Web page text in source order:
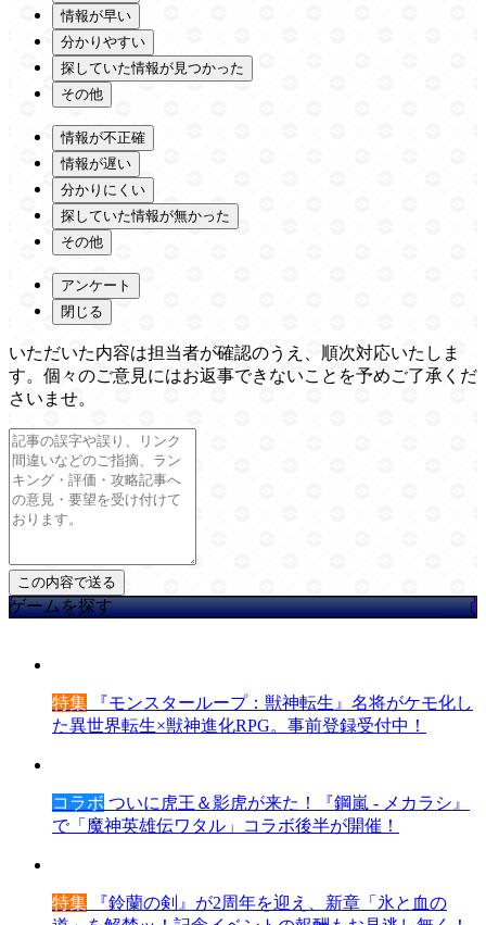
情報が早い
分かりやすい
探していた情報が見つかった
その他
情報が不正確
情報が遅い
分かりにくい
探していた情報が無かった
その他
アンケート
閉じる
いただいた内容は担当者が確認のうえ、順次対応いたしま
す。個々のご意見にはお返事できないことを予めご了承くだ
さいませ。
ゲームを探す
特集 『モンスターループ：獣神転生』名将がケモ化し
た異世界転生×獣神進化RPG。事前登録受付中！
コラボ ついに虎王＆影虎が来た！『鋼嵐 - メカラシ』
で「魔神英雄伝ワタル」コラボ後半が開催！
特集 『鈴蘭の剣』が2周年を迎え、新章「氷と血の